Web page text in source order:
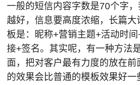
一般的短信内容字数是70个字
越好，信息要高度浓缩，长篇大
板是：昵称+营销主题+活动时
接+签名。其实呢，有一种方法
面，把对客户最有力度的放在前
的效果会比普通的模板效果好一